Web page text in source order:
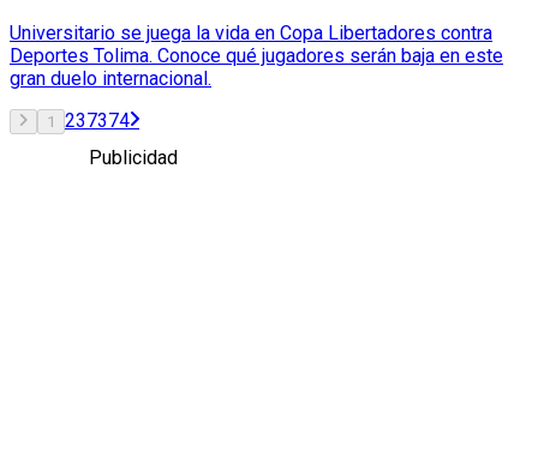
Universitario se juega la vida en Copa Libertadores contra
Deportes Tolima. Conoce qué jugadores serán baja en este
gran duelo internacional.
1 237374
Publicidad